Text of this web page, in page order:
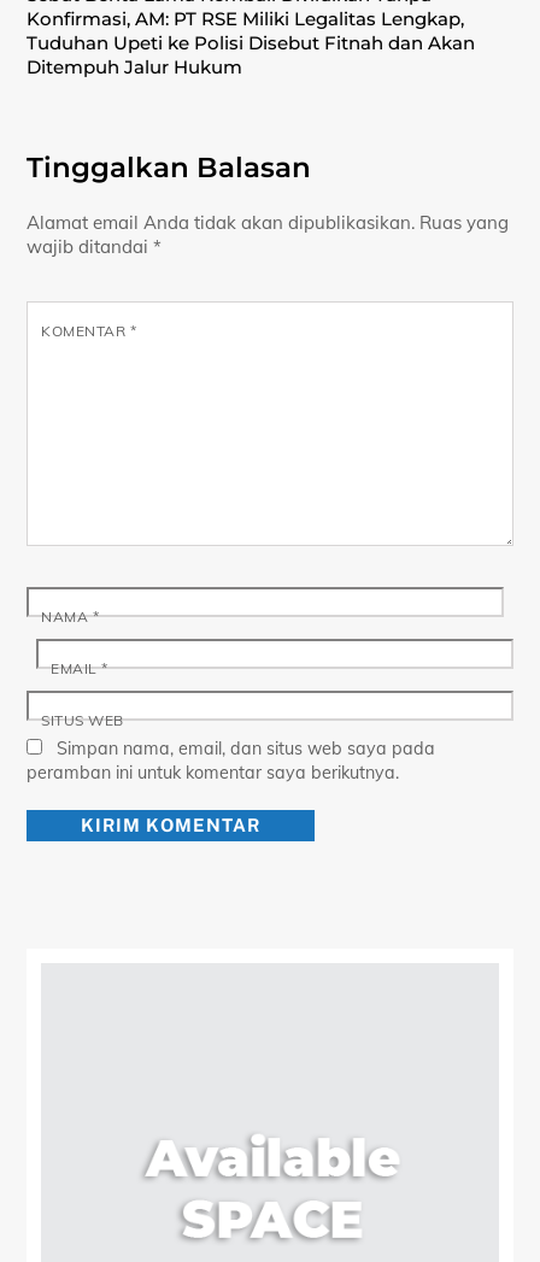
Konfirmasi, ‎AM: PT RSE Miliki Legalitas Lengkap,
Tuduhan Upeti ke Polisi Disebut Fitnah dan Akan
Ditempuh Jalur Hukum
Tinggalkan Balasan
Alamat email Anda tidak akan dipublikasikan. Ruas yang
wajib ditandai*
KOMENTAR *
NAMA*
EMAIL*
SITUS WEB
Simpan nama, email, dan situs web saya pada
peramban ini untuk komentar saya berikutnya.